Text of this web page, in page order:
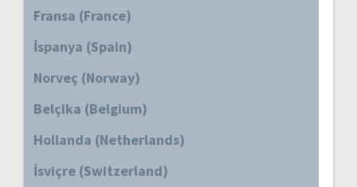
Fransa (France)
İspanya (Spain)
Norveç (Norway)
Belçika (Belgium)
Hollanda (Netherlands)
İsviçre (Switzerland)